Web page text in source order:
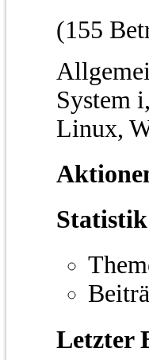
(155
System
Linux,
Letzter